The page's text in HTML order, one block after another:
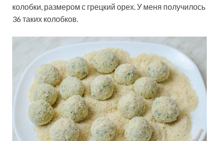
колобки, размером с грецкий орех. У меня получилось
36 таких колобков.